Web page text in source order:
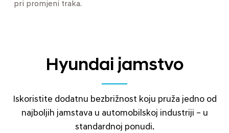
pri promjeni traka.
Hyundai jamstvo
Iskoristite dodatnu bezbrižnost koju pruža jedno od
najboljih jamstava u automobilskoj industriji – u
standardnoj ponudi.